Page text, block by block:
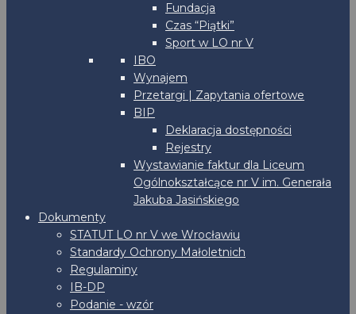
Fundacja
Czas “Piątki”
Sport w LO nr V
IBO
Wynajem
Przetargi | Zapytania ofertowe
BIP
Deklaracja dostępności
Rejestry
Wystawianie faktur dla Liceum
Ogólnokształcące nr V im. Generała
Jakuba Jasińskiego
Dokumenty
STATUT LO nr V we Wrocławiu
Standardy Ochrony Małoletnich
Regulaminy
IB-DP
Podanie - wzór